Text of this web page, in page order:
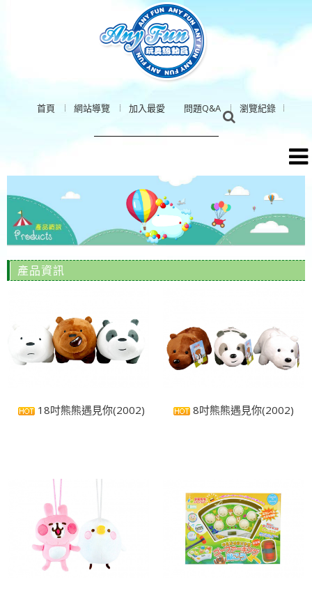
首頁 網站導覽 加入最愛 問題Q&A 瀏覽紀錄
產品資訊
18吋熊熊遇見你(2002) 8吋熊熊遇見你(2002)